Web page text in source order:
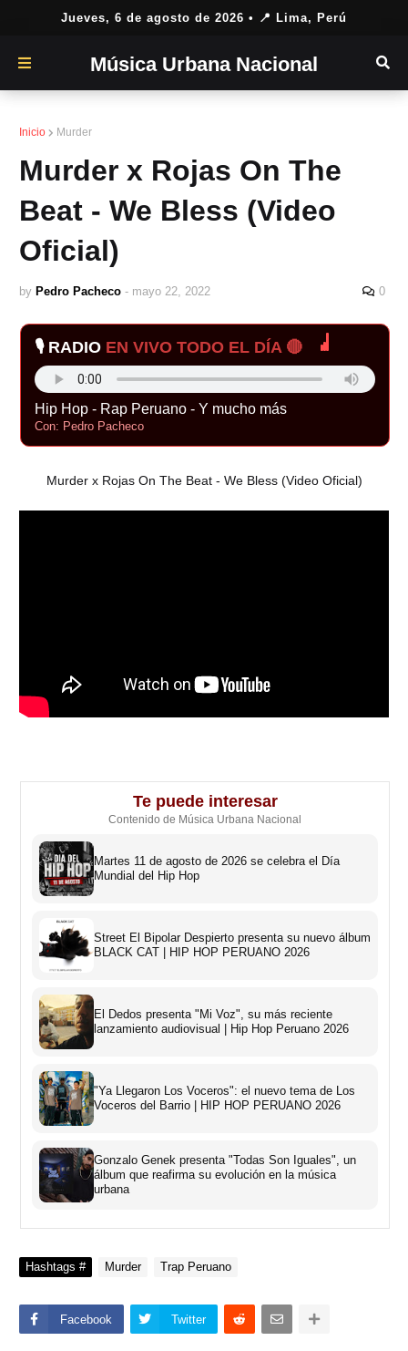
Jueves, 6 de agosto de 2026 • 📍 Lima, Perú
Música Urbana Nacional
Inicio Murder
Murder x Rojas On The
Beat - We Bless (Video
Oficial)
by Pedro Pacheco - mayo 22, 2022 0
🎙️ RADIO EN VIVO TODO EL DÍA 🔴
Hip Hop - Rap Peruano - Y mucho más
Con: Pedro Pacheco
Murder x Rojas On The Beat - We Bless (Video Oficial)
Te puede interesar
Contenido de Música Urbana Nacional
Martes 11 de agosto de 2026 se celebra el Día
Mundial del Hip Hop
Street El Bipolar Despierto presenta su nuevo álbum
BLACK CAT | HIP HOP PERUANO 2026
El Dedos presenta "Mi Voz", su más reciente
lanzamiento audiovisual | Hip Hop Peruano 2026
"Ya Llegaron Los Voceros": el nuevo tema de Los
Voceros del Barrio | HIP HOP PERUANO 2026
Gonzalo Genek presenta "Todas Son Iguales", un
álbum que reafirma su evolución en la música
urbana
Hashtags # Murder Trap Peruano
Facebook Twitter